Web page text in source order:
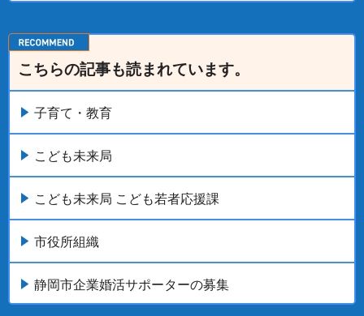
こちらの記事も読まれています。
子育て・教育
こども未来局
こども未来局 こども若者応援課
市役所組織
静岡市企業婚活サポーターの募集